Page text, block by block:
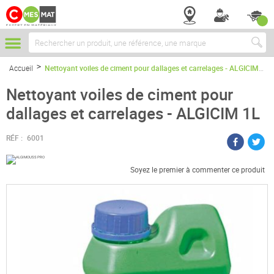
Chercher
Accueil Nettoyant voiles de ciment pour dallages et carrelages - ALGICIM 1L
Nettoyant voiles de ciment pour
dallages et carrelages - ALGICIM 1L
RÉF : 6001
Soyez le premier à commenter ce produit
Passer